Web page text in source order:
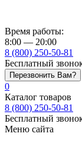
Время работы:
8:00 — 20:00
8 (800) 250-50-81
Бесплатный
Перезвонить Вам?
0
Каталог товаров
8 (800) 250-50-81
Бесплатный
Меню сайта